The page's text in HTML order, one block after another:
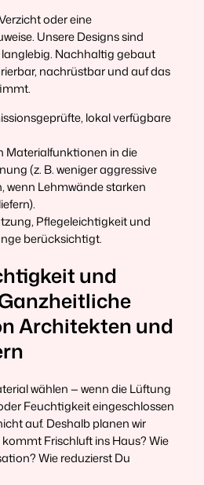
oder eine
Unsere Designs sind
Nachhaltig gebaut
nachrüstbar und auf das
lokal verfügbare
Materialfunktionen in die
(z. B. weniger aggressive
wenn Lehmwände starken
Pflegeleichtigkeit und
berücksichtigt.
und
Architekten und
wählen — wenn die Lüftung
Feuchtigkeit eingeschlossen
auf. Deshalb planen wir
Frischluft ins Haus? Wie
Wie reduzierst Du